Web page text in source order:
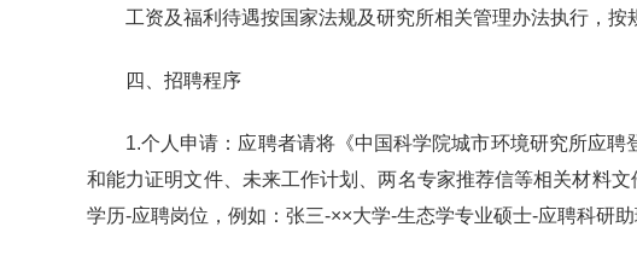
工资及福利待遇按国家法规及研究所相关管理办法执行，按
四、招聘程序
1.个人申请：应聘者请将《中国科学院城市环境研究所应
和能力证明文件、未来工作计划、两名专家推荐信等相关材料
学历-应聘岗位，例如：张三-××大学-生态学专业硕士-应聘科研助